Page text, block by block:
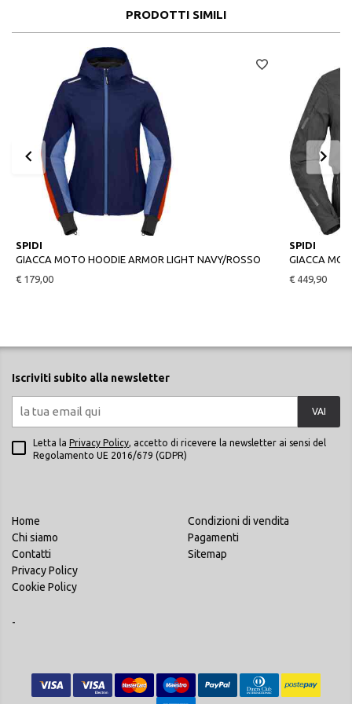
PRODOTTI SIMILI
SPIDI
GIACCA MOTO HOODIE ARMOR LIGHT NAVY/ROSSO
€ 179,00
SPIDI
GIACCA
€ 449,90
Iscriviti subito alla newsletter
VAI
Letta la Privacy Policy, accetto di ricevere la newsletter ai sensi del
Regolamento UE 2016/679 (GDPR)
Home
Chi siamo
Contatti
Privacy Policy
Cookie Policy
Condizioni di vendita
Pagamenti
Sitemap
-